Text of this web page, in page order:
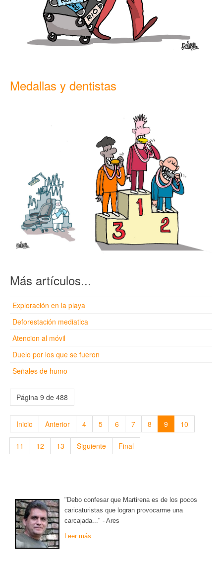
Medallas y dentistas
Más artículos...
Exploración en la playa
Deforestación mediatica
Atencion al móvil
Duelo por los que se fueron
Señales de humo
Página 9 de 488
Inicio Anterior 4 5 6 7 8 9 10
11 12 13 Siguiente Final
"Debo confesar que Martirena es de los pocos
caricaturistas que logran provocarme una
carcajada..." - Ares
Leer más...